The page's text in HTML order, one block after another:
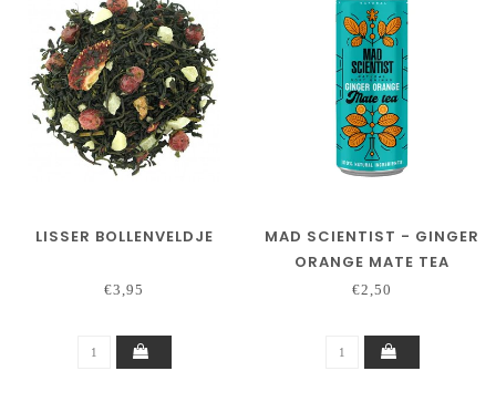
LISSER BOLLENVELDJE
€3,95
MAD SCIENTIST - GINGER
ORANGE MATE TEA
€2,50